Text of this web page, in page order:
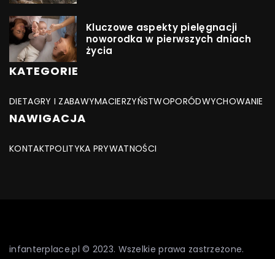
Kluczowe aspekty pielęgnacji
noworodka w pierwszych dniach
życia
KATEGORIE
DIETAGRY I ZABAWYMACIERZYŃSTWOPORÓDWYCHOWANIE
NAWIGACJA
KONTAKTPOLITYKA PRYWATNOŚCI
infanterplace.pl © 2023. Wszelkie prawa zastrzeżone.